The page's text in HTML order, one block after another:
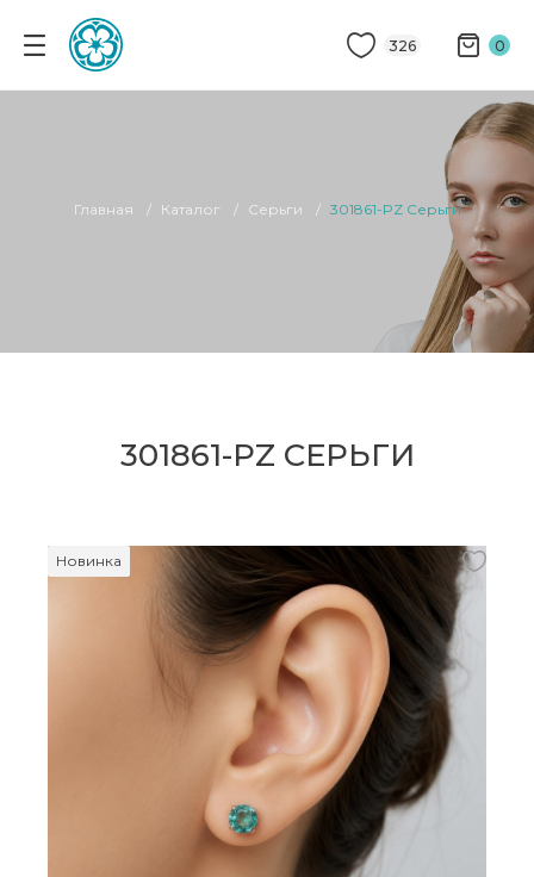
326 0
Главная Каталог Серьги 301861-PZ Серьги
301861-PZ СЕРЬГИ
Новинка